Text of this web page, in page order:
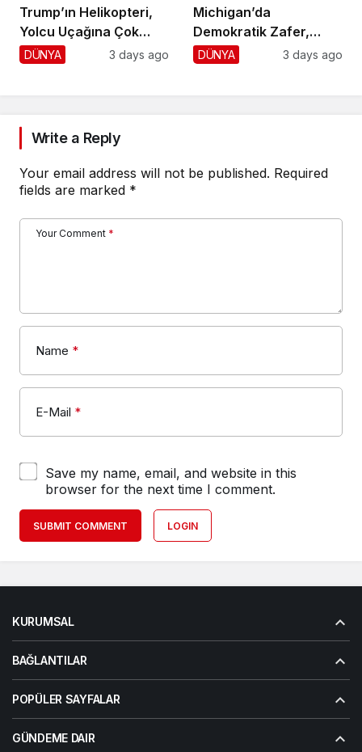
Trump’ın Helikopteri,
Yolcu Uçağına Çok
Yaklaştı!
DÜNYA 3 days ago
Michigan’da
Demokratik Zafer,
Cumhuriyetçilere
DÜNYA 3 days ago
Write a Reply
Your email address will not be published. Required
fields are marked *
Your Comment *
Name *
E-Mail *
Save my name, email, and website in this
browser for the next time I comment.
SUBMIT COMMENT LOGIN
KURUMSAL
BAĞLANTILAR
POPÜLER SAYFALAR
GÜNDEME DAIR